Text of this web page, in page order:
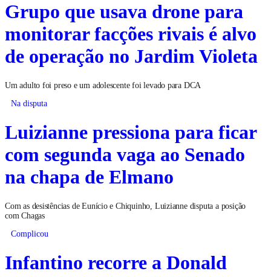
Grupo que usava drone para
monitorar facções rivais é alvo
de operação no Jardim Violeta
Um adulto foi preso e um adolescente foi levado para DCA
Na disputa
Luizianne pressiona para ficar
com segunda vaga ao Senado
na chapa de Elmano
Com as desistências de Eunício e Chiquinho, Luizianne disputa a posição
com Chagas
Complicou
Infantino recorre a Donald